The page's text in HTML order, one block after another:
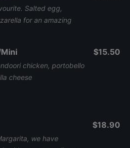
Salted egg,
for an amazing
chicken, portobello
cheese
$15.50
we have
$18.90